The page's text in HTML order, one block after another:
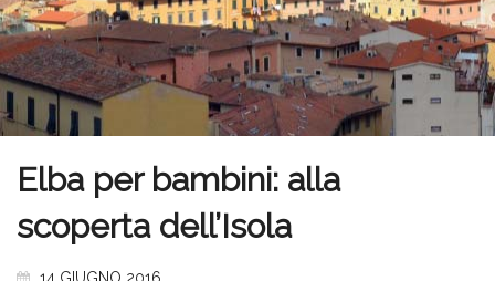
Elba per bambini: alla
scoperta dell’Isola